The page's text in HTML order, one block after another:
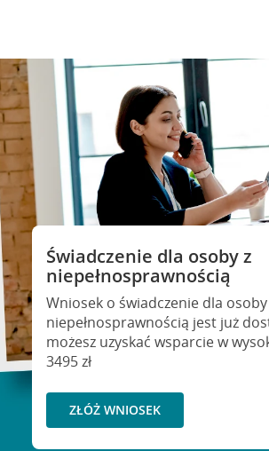
Świadczenie dla osoby z
niepełnosprawnością
Wniosek o świadczenie dla osoby
niepełnosprawnością jest już
możesz uzyskać wsparcie w
3495 zł
ZŁÓŻ WNIOSEK